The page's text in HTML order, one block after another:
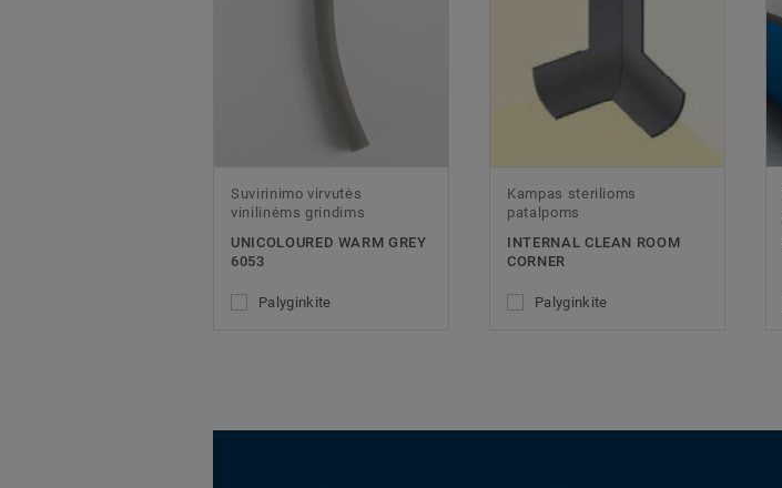
Suvirinimo virvutės
vinilinėms grindims
UNICOLOURED WARM GREY
6053
Palyginkite
Kampas sterilioms
patalpoms
INTERNAL CLEAN ROOM
CORNER
Palyginkite